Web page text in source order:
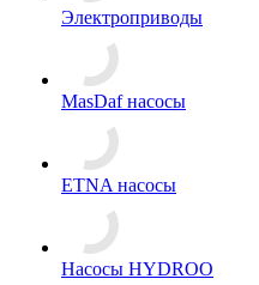
Электроприводы
MasDaf насосы
ETNA насосы
Насосы HYDROO